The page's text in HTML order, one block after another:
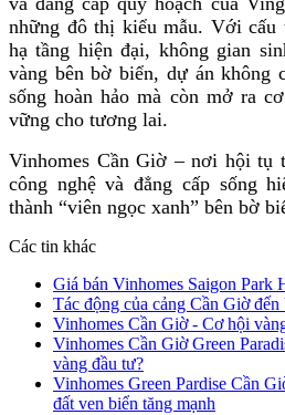
những đô thị kiểu mẫu. Với cấu
hạ tầng hiện đại, không gian
vàng bên bờ biển, dự án không
sống hoàn hảo mà còn mở ra
vững cho tương lai.
Vinhomes Cần Giờ – nơi hội tụ
công nghệ và đẳng cấp sống
thành “viên ngọc xanh” bên bờ
Các tin khác
Giá bán Vinhomes Saigon Park
Tác động của cảng Cần Giờ
Vinhomes Cần Giờ - Cơ hội
Vinhomes Cần Giờ Green
vàng đầu tư?
Vinhomes Green Pardise Cần
đất ven biển tăng mạnh